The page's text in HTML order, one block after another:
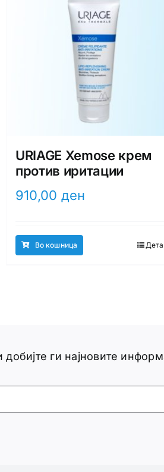
URIAGE Xemose крем
против иритации
910,00 ден
Во кошница
добијте ги најновите